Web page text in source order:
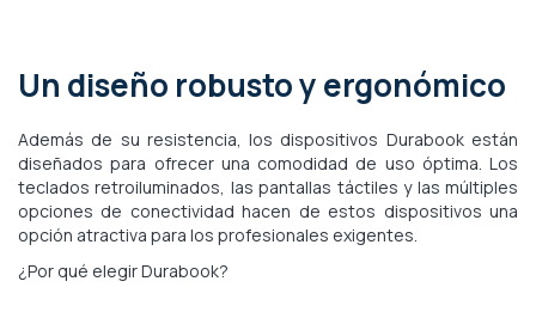
Un diseño robusto y ergonómico
Además de su resistencia, los dispositivos Durabook están
diseñados para ofrecer una comodidad de uso óptima. Los
teclados retroiluminados, las pantallas táctiles y las múltiples
opciones de conectividad hacen de estos dispositivos una
opción atractiva para los profesionales exigentes.
¿Por qué elegir Durabook?